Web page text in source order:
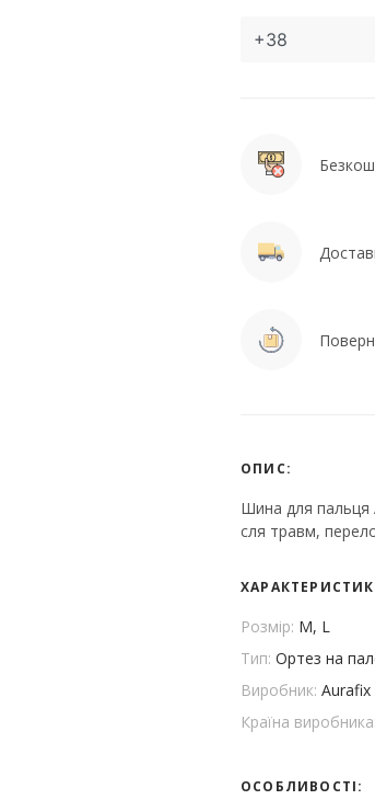
ОПИС:
Шина для пальця
сля травм,
Розмір: M, L
Тип: Ортез на
Виробник: Aurafix
Країна виробника:
ОСОБЛИВОСТІ: